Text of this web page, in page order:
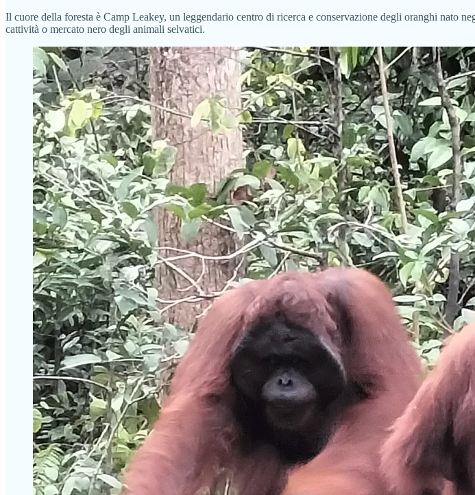
Il cuore della foresta è Camp Leakey, un leggendario centro di ricerca e conservazione degli oranghi nato
cattività o mercato nero degli animali selvatici.